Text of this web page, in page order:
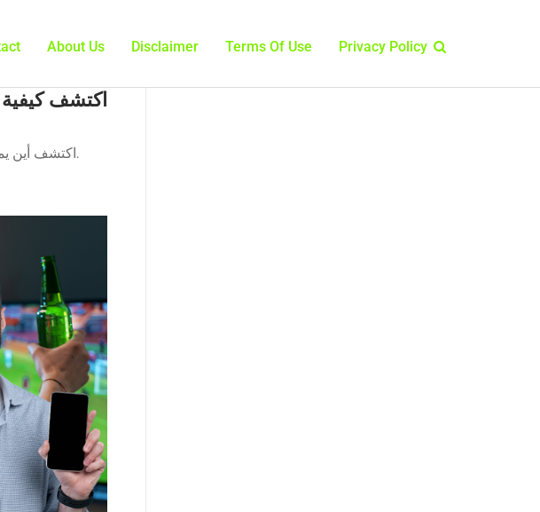
About Us Disclaimer Terms Of Use Privacy Policy
اكتشف
اكتشف أين يمكنك مشاهدة التنس عبر الإنترنت وتابع البطولات مباشرة من هاتفك المحمول أو الكمبيوتر من أي مكان.